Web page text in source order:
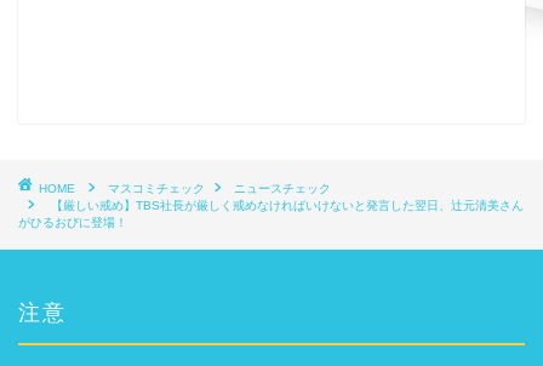
HOME マスコミチェック
ニュースチェック
【厳しい戒め】TBS社長が厳しく戒めなければいけないと発言した翌日、辻元清美さん
がひるおびに登場！
注意